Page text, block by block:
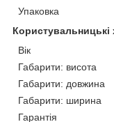
Упаковка
Користувальницькі
Вік
Габарити: висота
Габарити: довжина
Габарити: ширина
Гарантія